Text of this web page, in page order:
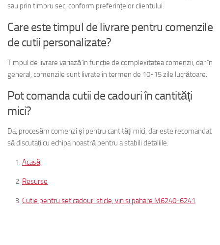
sau prin timbru sec, conform preferințelor clientului.
Care este timpul de livrare pentru comenzile
de cutii personalizate?
Timpul de livrare variază în funcție de complexitatea comenzii, dar în
general, comenzile sunt livrate în termen de 10-15 zile lucrătoare.
Pot comanda cutii de cadouri în cantități
mici?
Da, procesăm comenzi și pentru cantități mici, dar este recomandat
să discutați cu echipa noastră pentru a stabili detaliile.
Acasă
Resurse
Cutie pentru set cadouri sticle, vin si pahare M6240-6241